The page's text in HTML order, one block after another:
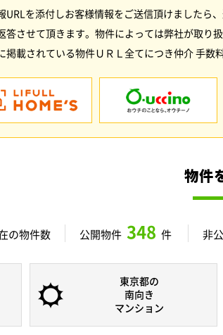
URLを添付しお客様情報をご送信頂けましたら
させて頂きます。物件によっては弊社が取り
載されている物件ＵＲＬ全てにつき仲介 手数
物件
の物件数 公開物件 348 件 非
東京都の
南向き
マンション